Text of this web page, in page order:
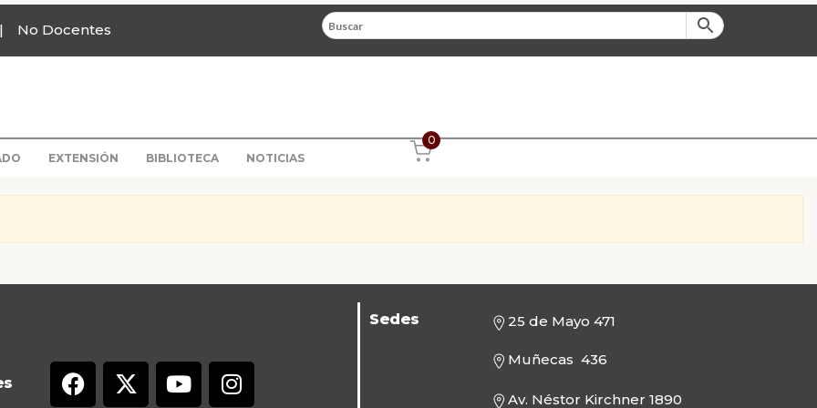
No Docentes
EXTENSIÓN BIBLIOTECA NOTICIAS
0
Sedes 25 de Mayo 471
Muñecas 436
Av. Néstor Kirchner 1890